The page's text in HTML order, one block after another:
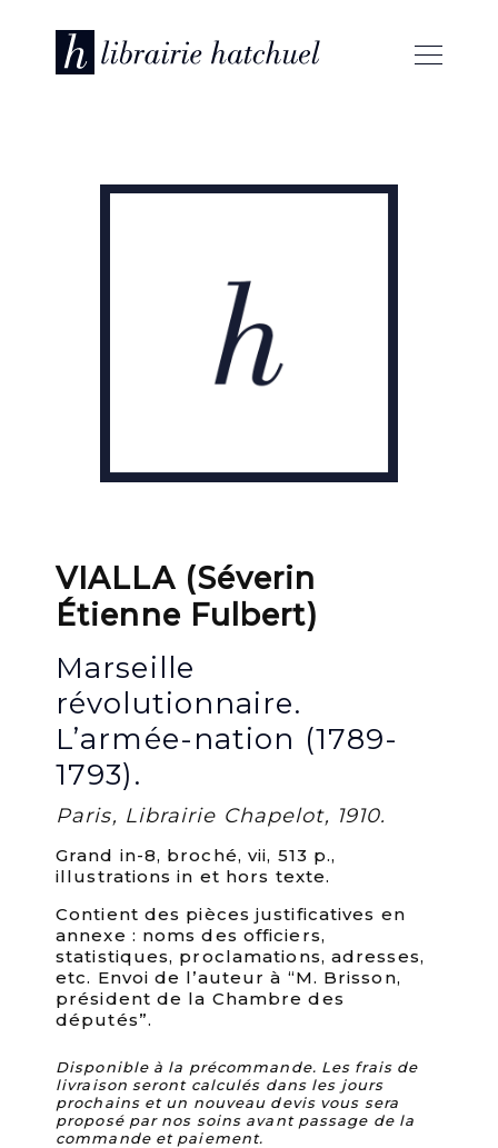
VIALLA (Séverin
Étienne Fulbert)
Marseille
révolutionnaire.
L’armée-nation (1789-
1793).
Paris, Librairie Chapelot, 1910.
Grand in-8, broché, vii, 513 p.,
illustrations in et hors texte.
Contient des pièces justificatives en
annexe : noms des officiers,
statistiques, proclamations, adresses,
etc. Envoi de l’auteur à “M. Brisson,
président de la Chambre des
députés”.
Disponible à la précommande. Les frais de
livraison seront calculés dans les jours
prochains et un nouveau devis vous sera
proposé par nos soins avant passage de la
commande et paiement.